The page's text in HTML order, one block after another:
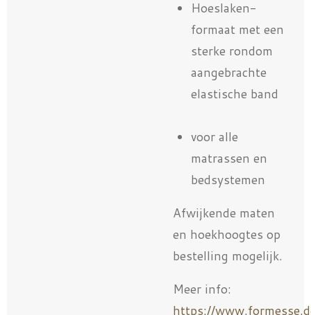
Hoeslaken-
formaat met een
sterke rondom
aangebrachte
elastische band
voor alle
matrassen en
bedsystemen
Afwijkende maten
en hoekhoogtes op
bestelling mogelijk.
Meer info:
https://